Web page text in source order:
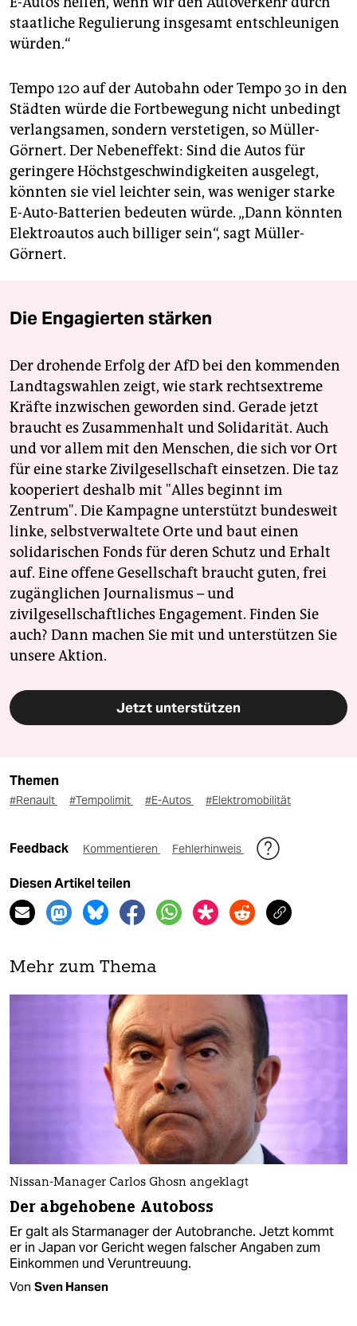
staatliche Regulierung insgesamt entschleunigen
würden.“
Tempo 120 auf der Autobahn oder Tempo 30 in den
Städten würde die Fortbewegung nicht unbedingt
verlangsamen, sondern verstetigen, so Müller-
Görnert. Der Nebeneffekt: Sind die Autos für
geringere Höchstgeschwindigkeiten ausgelegt,
könnten sie viel leichter sein, was weniger starke
E-Auto-Batterien bedeuten würde. „Dann könnten
Elektroautos auch billiger sein“, sagt Müller-
Görnert.
Die Engagierten stärken
Der drohende Erfolg der AfD bei den kommenden
Landtagswahlen zeigt, wie stark rechtsextreme
Kräfte inzwischen geworden sind. Gerade jetzt
braucht es Zusammenhalt und Solidarität. Auch
und vor allem mit den Menschen, die sich vor Ort
für eine starke Zivilgesellschaft einsetzen. Die taz
kooperiert deshalb mit "Alles beginnt im
Zentrum". Die Kampagne unterstützt bundesweit
linke, selbstverwaltete Orte und baut einen
solidarischen Fonds für deren Schutz und Erhalt
auf. Eine offene Gesellschaft braucht guten, frei
zugänglichen Journalismus – und
zivilgesellschaftliches Engagement. Finden Sie
auch? Dann machen Sie mit und unterstützen Sie
unsere Aktion.
Jetzt unterstützen
Themen
#Renault #Tempolimit #E-Autos #Elektromobilität
Feedback Kommentieren Fehlerhinweis
Diesen Artikel teilen
Mehr zum Thema
Nissan-Manager Carlos Ghosn angeklagt
Der abgehobene Autoboss
Er galt als Starmanager der Autobranche. Jetzt kommt
er in Japan vor Gericht wegen falscher Angaben zum
Einkommen und Veruntreuung.
Von Sven Hansen